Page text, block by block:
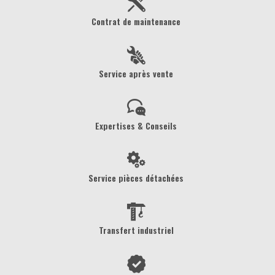
Contrat de maintenance
Service après vente
Expertises & Conseils
Service pièces détachées
Transfert industriel